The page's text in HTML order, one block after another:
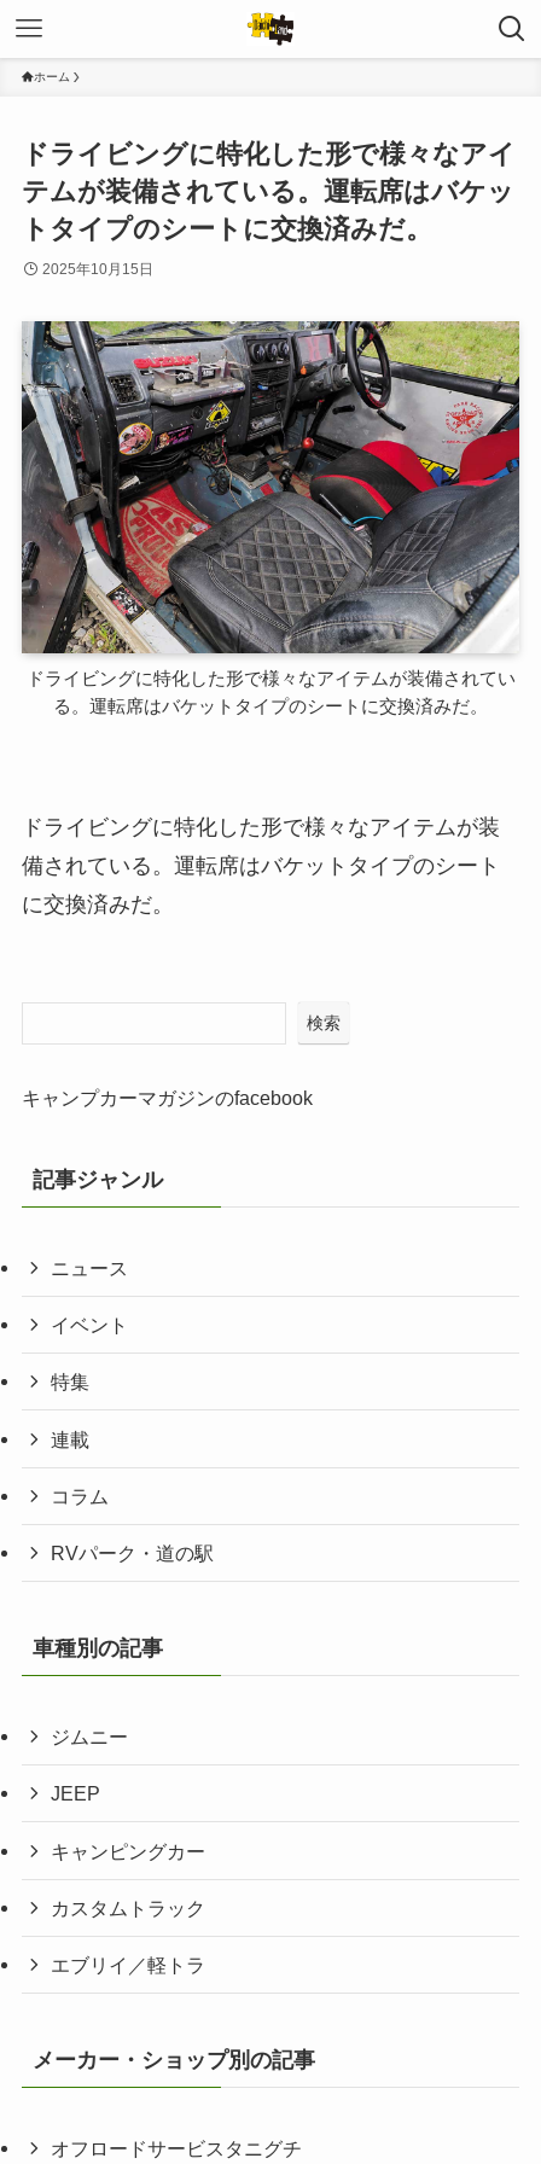
ホーム
ドライビングに特化した形で様々なアイ
テムが装備されている。運転席はバケッ
トタイプのシートに交換済みだ。
2025年10月15日
ドライビングに特化した形で様々なアイテムが装備されてい
る。運転席はバケットタイプのシートに交換済みだ。
ドライビングに特化した形で様々なアイテムが装
備されている。運転席はバケットタイプのシート
に交換済みだ。
検索
キャンプカーマガジンのfacebook
記事ジャンル
ニュース
イベント
特集
連載
コラム
RVパーク・道の駅
車種別の記事
ジムニー
JEEP
キャンピングカー
カスタムトラック
エブリイ／軽トラ
メーカー・ショップ別の記事
オフロードサービスタニグチ